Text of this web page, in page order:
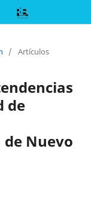
/ Artículos
de
Nuevo